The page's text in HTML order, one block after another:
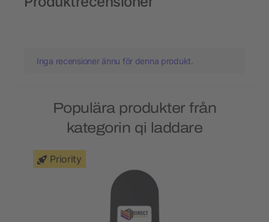
Inga recensioner ännu för denna produkt.
Populära produkter från
kategorin qi laddare
Priority